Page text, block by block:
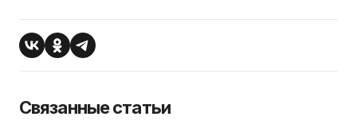
Связанные статьи